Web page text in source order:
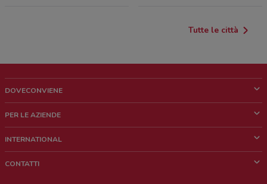
Tutte le città
DOVECONVIENE
Chi siamo
Lavora con noi
PER LE AZIENDE
Richieste commerciali e marketing
INTERNATIONAL
CONTATTI